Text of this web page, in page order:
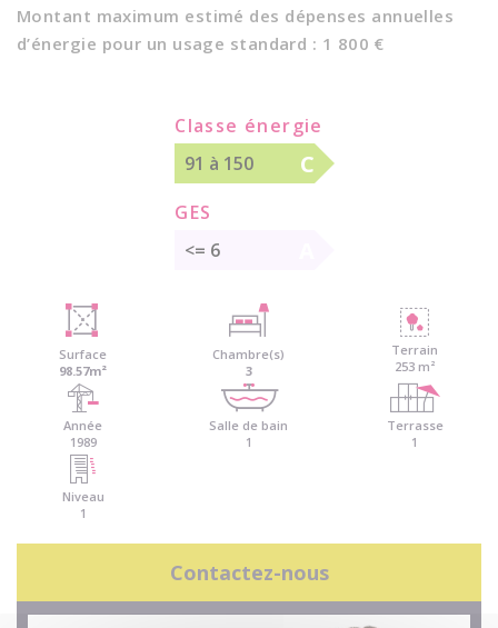
Montant maximum estimé des dépenses annuelles
d’énergie pour un usage standard : 1 800 €
Classe énergie
91 à 150
C
GES
<= 6
Surface
98.57m²
Chambre(s)
3
Terrain
253 m²
Année
1989
Salle de bain
1
Terrasse
1
Niveau
1
Contactez-nous